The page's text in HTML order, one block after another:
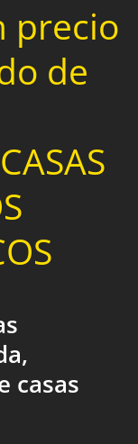
precio
de
casas